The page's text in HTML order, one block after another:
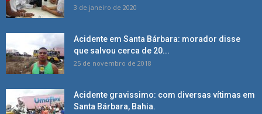
3 de janeiro de 2020
Acidente em Santa Bárbara: morador disse
que salvou cerca de 20...
25 de novembro de 2018
Acidente gravissimo: com diversas vítimas em
Santa Bárbara, Bahia.